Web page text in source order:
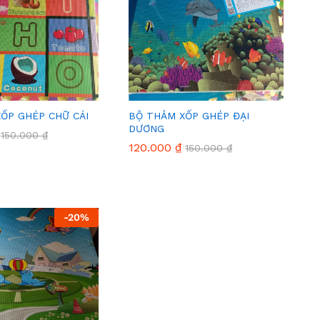
GHÉP CHỮ CÁI
150.000₫
150.000₫
BỘ THẢM XỐP GHÉP ĐẠI
DƯƠNG
120.000₫ 150.000₫
120.000₫ 150.000₫
-20%